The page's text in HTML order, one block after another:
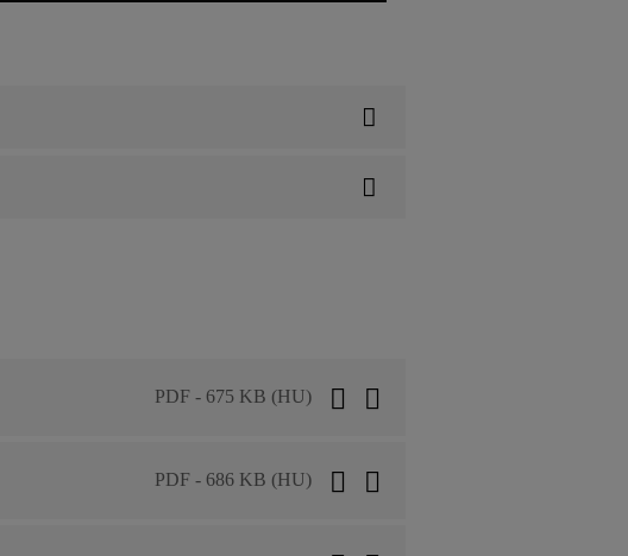
PDF - 675 KB (HU)
PDF - 686 KB (HU)